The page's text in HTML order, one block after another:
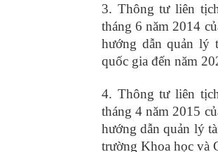
3. Thông tư liên
tháng 6 năm 2014
hướng dẫn quản lý
quốc gia đến năm
4. Thông tư liên
tháng 4 năm 2015
hướng dẫn quản lý
trường Khoa học và